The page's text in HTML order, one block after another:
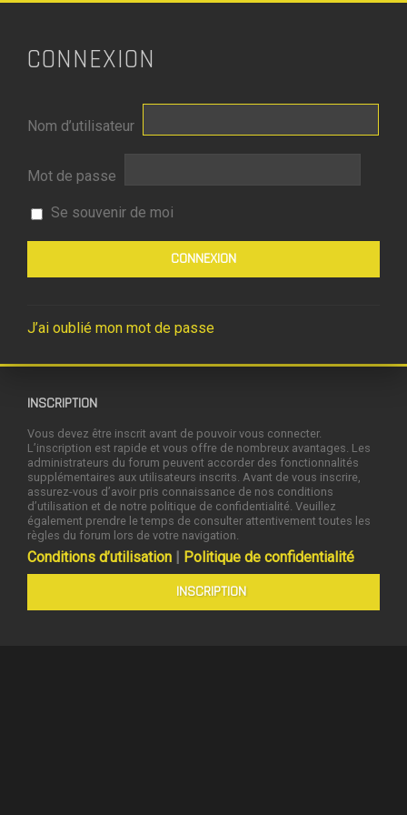
CONNEXION
Nom d’utilisateur
Mot de passe
Se souvenir de moi
J’ai oublié mon mot de passe
INSCRIPTION
Vous devez être inscrit avant de pouvoir vous connecter.
L’inscription est rapide et vous offre de nombreux avantages. Les
administrateurs du forum peuvent accorder des fonctionnalités
supplémentaires aux utilisateurs inscrits. Avant de vous inscrire,
assurez-vous d’avoir pris connaissance de nos conditions
d’utilisation et de notre politique de confidentialité. Veuillez
également prendre le temps de consulter attentivement toutes les
règles du forum lors de votre navigation.
Conditions d’utilisation | Politique de confidentialité
INSCRIPTION